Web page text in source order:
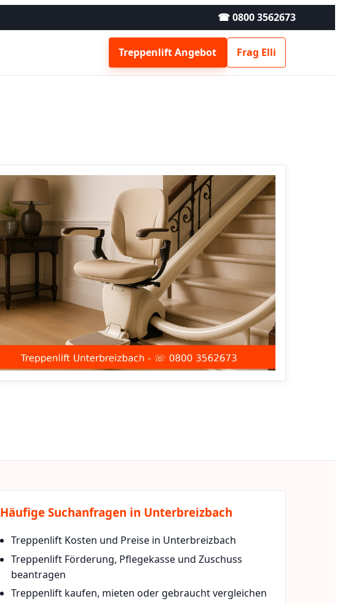
☎ 0800 3562673
Treppenlift Angebot Frag Elli
Häufige Suchanfragen in Unterbreizbach
Treppenlift Kosten und Preise in Unterbreizbach
Treppenlift Förderung, Pflegekasse und Zuschuss
beantragen
Treppenlift kaufen, mieten oder gebraucht vergleichen